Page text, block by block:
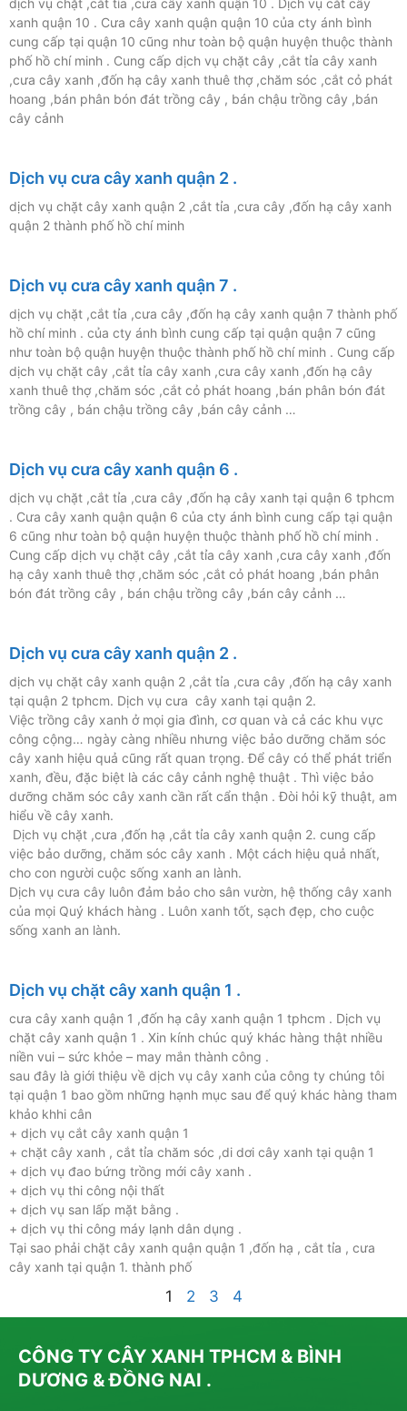
dịch vụ chặt ,cắt tỉa ,cưa cây xanh quận 10 . Dịch vụ cắt cây
xanh quận 10 . Cưa cây xanh quận quận 10 của cty ánh bình
cung cấp tại quận 10 cũng như toàn bộ quận huyện thuộc thành
phố hồ chí minh . Cung cấp dịch vụ chặt cây ,cắt tỉa cây xanh
,cưa cây xanh ,đốn hạ cây xanh thuê thợ ,chăm sóc ,cắt cỏ phát
hoang ,bán phân bón đát trồng cây , bán chậu trồng cây ,bán
cây cảnh
Dịch vụ cưa cây xanh quận 2 .
dịch vụ chặt cây xanh quận 2 ,cắt tỉa ,cưa cây ,đốn hạ cây xanh
quận 2 thành phố hồ chí minh
Dịch vụ cưa cây xanh quận 7 .
dịch vụ chặt ,cắt tỉa ,cưa cây ,đốn hạ cây xanh quận 7 thành phố
hồ chí minh . của cty ánh bình cung cấp tại quận quận 7 cũng
như toàn bộ quận huyện thuộc thành phố hồ chí minh . Cung cấp
dịch vụ chặt cây ,cắt tỉa cây xanh ,cưa cây xanh ,đốn hạ cây
xanh thuê thợ ,chăm sóc ,cắt cỏ phát hoang ,bán phân bón đát
trồng cây , bán chậu trồng cây ,bán cây cảnh …
Dịch vụ cưa cây xanh quận 6 .
dịch vụ chặt ,cắt tỉa ,cưa cây ,đốn hạ cây xanh tại quận 6 tphcm
. Cưa cây xanh quận quận 6 của cty ánh bình cung cấp tại quận
6 cũng như toàn bộ quận huyện thuộc thành phố hồ chí minh .
Cung cấp dịch vụ chặt cây ,cắt tỉa cây xanh ,cưa cây xanh ,đốn
hạ cây xanh thuê thợ ,chăm sóc ,cắt cỏ phát hoang ,bán phân
bón đát trồng cây , bán chậu trồng cây ,bán cây cảnh …
Dịch vụ cưa cây xanh quận 2 .
dịch vụ chặt cây xanh quận 2 ,cắt tỉa ,cưa cây ,đốn hạ cây xanh
tại quận 2 tphcm. Dịch vụ cưa cây xanh tại quận 2.
Việc trồng cây xanh ở mọi gia đình, cơ quan và cả các khu vực
công cộng… ngày càng nhiều nhưng việc bảo dưỡng chăm sóc
cây xanh hiệu quả cũng rất quan trọng. Để cây có thể phát triển
xanh, đều, đặc biệt là các cây cảnh nghệ thuật . Thì việc bảo
dưỡng chăm sóc cây xanh cần rất cẩn thận . Đòi hỏi kỹ thuật, am
hiểu về cây xanh.
Dịch vụ chặt ,cưa ,đốn hạ ,cắt tỉa cây xanh quận 2. cung cấp
việc bảo dưỡng, chăm sóc cây xanh . Một cách hiệu quả nhất,
cho con người cuộc sống xanh an lành.
Dịch vụ cưa cây luôn đảm bảo cho sân vườn, hệ thống cây xanh
của mọi Quý khách hàng . Luôn xanh tốt, sạch đẹp, cho cuộc
sống xanh an lành.
Dịch vụ chặt cây xanh quận 1 .
cưa cây xanh quận 1 ,đốn hạ cây xanh quận 1 tphcm . Dịch vụ
chặt cây xanh quận 1 . Xin kính chúc quý khác hàng thật nhiều
niền vui – sức khỏe – may mắn thành công .
sau đây là giới thiệu về dịch vụ cây xanh của công ty chúng tôi
tại quận 1 bao gồm những hạnh mục sau để quý khác hàng tham
khảo khhi cân
+ dịch vụ cắt cây xanh quận 1
+ chặt cây xanh , cắt tỉa chăm sóc ,di dơi cây xanh tại quận 1
+ dịch vụ đao bứng trồng mới cây xanh .
+ dịch vụ thi công nội thất
+ dịch vụ san lấp mặt bằng .
+ dịch vụ thi công máy lạnh dân dụng .
Tại sao phải chặt cây xanh quận quận 1 ,đốn hạ , cắt tỉa , cưa
cây xanh tại quận 1. thành phố
1 2 3 4
CÔNG TY CÂY XANH TPHCM & BÌNH
DƯƠNG & ĐỒNG NAI .